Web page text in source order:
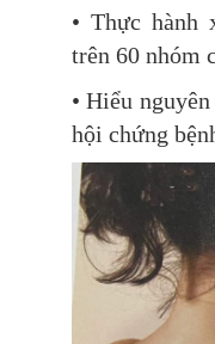
• Thực hành
trên 60 nhóm
• Hiểu
hội chứng